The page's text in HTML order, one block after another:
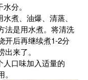
分。
煮、油爆、清蒸、
法是用水煮。将清洗
开后再继续煮1-2分
来了。
人口味加入适量的